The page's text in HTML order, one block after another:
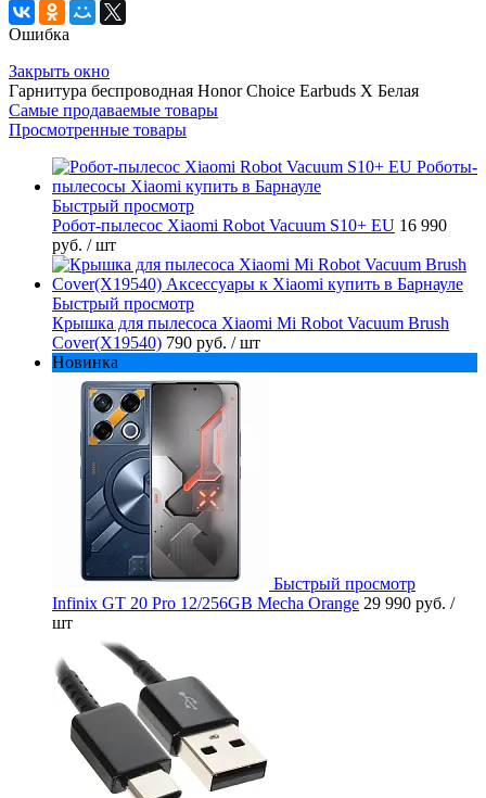
Ошибка
Закрыть окно
Гарнитура беспроводная Honor Choice Earbuds X Белая
Самые продаваемые товары
Просмотренные товары
Быстрый просмотр
Робот-пылесос Xiaomi Robot Vacuum S10+ EU 16 990
руб. / шт
Быстрый просмотр
Крышка для пылесоса Xiaomi Mi Robot Vacuum Brush
Cover(X19540) 790 руб. / шт
Новинка
Быстрый просмотр
Infinix GT 20 Pro 12/256GB Mecha Orange 29 990 руб. /
шт